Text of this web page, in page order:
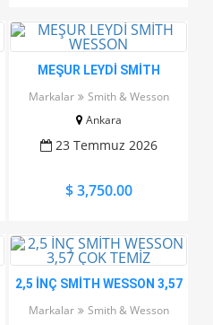
MEŞUR LEYDİ SMİTH
Markalar
Smith & Wesson
Ankara
23 Temmuz 2026
$ 3,750.00
2,5 İNÇ SMİTH WESSON 3,57
Markalar
Smith & Wesson